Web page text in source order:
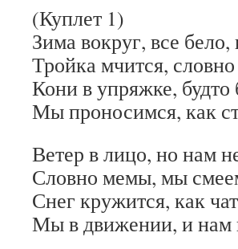
(Куплет 1)
Зима вокруг, все бело,
Тройка мчится,
Кони в упряжке, будто
Мы проносимся, как
Ветер в лицо, но нам
Словно мемы, мы
Снег кружится, как
Мы в движении, и нам